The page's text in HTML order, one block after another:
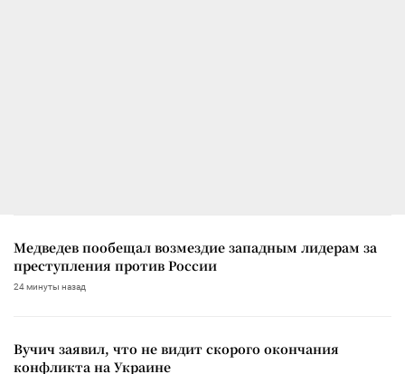
Медведев пообещал возмездие западным лидерам за
преступления против России
24 минуты назад
Вучич заявил, что не видит скорого окончания
конфликта на Украине